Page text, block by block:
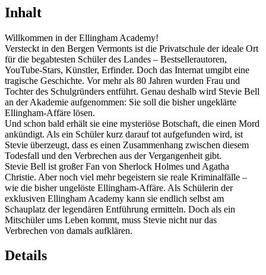
Inhalt
Willkommen in der Ellingham Academy!
Versteckt in den Bergen Vermonts ist die Privatschule der ideale Ort
für die begabtesten Schüler des Landes – Bestsellerautoren,
YouTube-Stars, Künstler, Erfinder. Doch das Internat umgibt eine
tragische Geschichte. Vor mehr als 80 Jahren wurden Frau und
Tochter des Schulgründers entführt. Genau deshalb wird Stevie Bell
an der Akademie aufgenommen: Sie soll die bisher ungeklärte
Ellingham-Affäre lösen.
Und schon bald erhält sie eine mysteriöse Botschaft, die einen Mord
ankündigt. Als ein Schüler kurz darauf tot aufgefunden wird, ist
Stevie überzeugt, dass es einen Zusammenhang zwischen diesem
Todesfall und den Verbrechen aus der Vergangenheit gibt.
Stevie Bell ist großer Fan von Sherlock Holmes und Agatha
Christie. Aber noch viel mehr begeistern sie reale Kriminalfälle –
wie die bisher ungelöste Ellingham-Affäre. Als Schülerin der
exklusiven Ellingham Academy kann sie endlich selbst am
Schauplatz der legendären Entführung ermitteln. Doch als ein
Mitschüler ums Leben kommt, muss Stevie nicht nur das
Verbrechen von damals aufklären.
Details